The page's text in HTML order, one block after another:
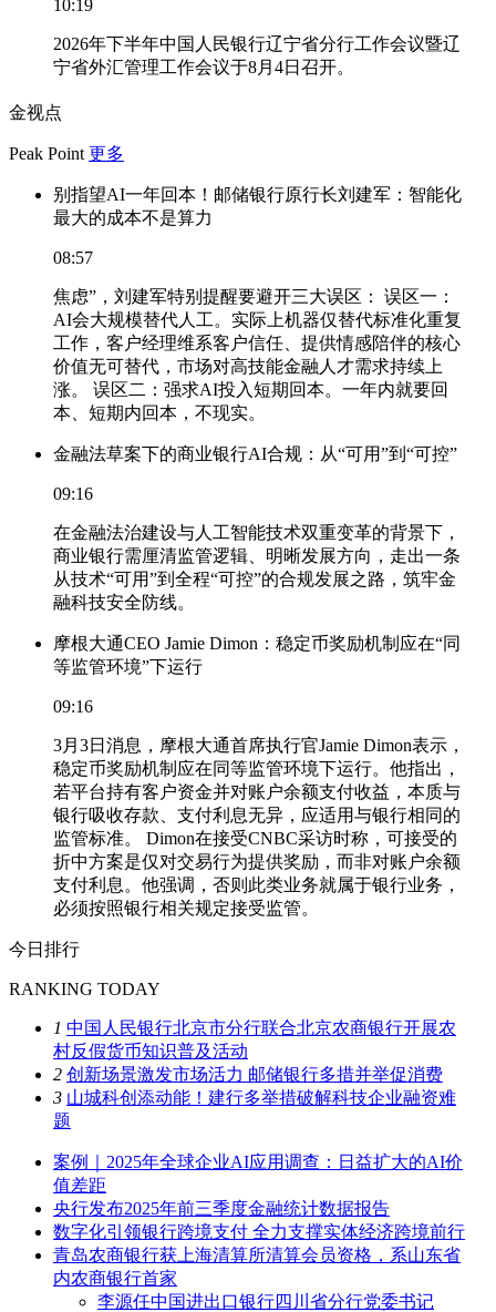
10:19
2026年下半年中国人民银行辽宁省分行工作会议暨辽
宁省外汇管理工作会议于8月4日召开。
金视点
Peak Point 更多
别指望AI一年回本！邮储银行原行长刘建军：智能化
最大的成本不是算力
08:57
焦虑”，刘建军特别提醒要避开三大误区： 误区一：
AI会大规模替代人工。实际上机器仅替代标准化重复
工作，客户经理维系客户信任、提供情感陪伴的核心
价值无可替代，市场对高技能金融人才需求持续上
涨。 误区二：强求AI投入短期回本。一年内就要回
本、短期内回本，不现实。
金融法草案下的商业银行AI合规：从“可用”到“可控”
09:16
在金融法治建设与人工智能技术双重变革的背景下，
商业银行需厘清监管逻辑、明晰发展方向，走出一条
从技术“可用”到全程“可控”的合规发展之路，筑牢金
融科技安全防线。
摩根大通CEO Jamie Dimon：稳定币奖励机制应在“同
等监管环境”下运行
09:16
3月3日消息，摩根大通首席执行官Jamie Dimon表示，
稳定币奖励机制应在同等监管环境下运行。他指出，
若平台持有客户资金并对账户余额支付收益，本质与
银行吸收存款、支付利息无异，应适用与银行相同的
监管标准。 Dimon在接受CNBC采访时称，可接受的
折中方案是仅对交易行为提供奖励，而非对账户余额
支付利息。他强调，否则此类业务就属于银行业务，
必须按照银行相关规定接受监管。
今日排行
RANKING TODAY
1 中国人民银行北京市分行联合北京农商银行开展农
村反假货币知识普及活动
2 创新场景激发市场活力 邮储银行多措并举促消费
3 山城科创添动能！建行多举措破解科技企业融资难
题
案例｜2025年全球企业AI应用调查：日益扩大的AI价
值差距
央行发布2025年前三季度金融统计数据报告
数字化引领银行跨境支付 全力支撑实体经济跨境前行
青岛农商银行获上海清算所清算会员资格，系山东省
内农商银行首家
李源任中国进出口银行四川省分行党委书记